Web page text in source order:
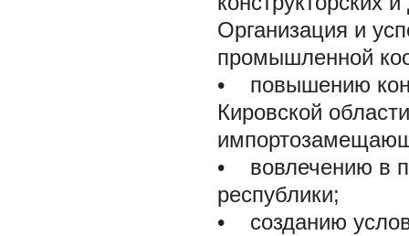
Организация и
промышленной
• повышению
Кировской
• вовлечению в
республики;
• созданию